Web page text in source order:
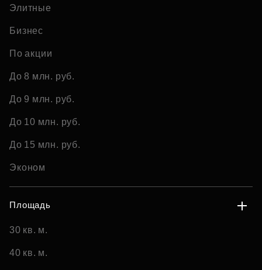
Элитные
Бизнес
По акции
До 8 млн. руб.
До 9 млн. руб.
До 10 млн. руб.
До 15 млн. руб.
Эконом
Площадь
30 кв. м.
40 кв. м.